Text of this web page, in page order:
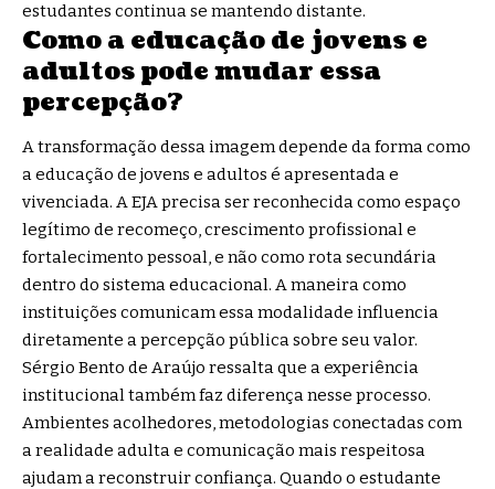
estudantes continua se mantendo distante.
Como a educação de jovens e
adultos pode mudar essa
percepção?
A transformação dessa imagem depende da forma como
a educação de jovens e adultos é apresentada e
vivenciada. A EJA precisa ser reconhecida como espaço
legítimo de recomeço, crescimento profissional e
fortalecimento pessoal, e não como rota secundária
dentro do sistema educacional. A maneira como
instituições comunicam essa modalidade influencia
diretamente a percepção pública sobre seu valor.
Sérgio Bento de Araújo ressalta que a experiência
institucional também faz diferença nesse processo.
Ambientes acolhedores, metodologias conectadas com
a realidade adulta e comunicação mais respeitosa
ajudam a reconstruir confiança. Quando o estudante